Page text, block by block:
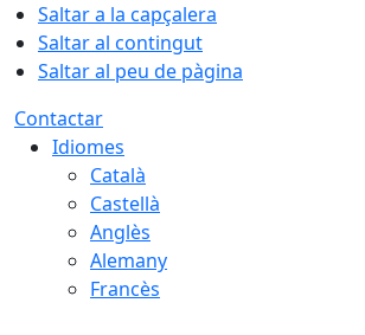
Saltar a la capçalera
Saltar al contingut
Saltar al peu de pàgina
Contactar
Idiomes
Català
Castellà
Anglès
Alemany
Francès